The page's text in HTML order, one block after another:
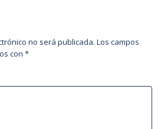
no será publicada. Los campos
con *